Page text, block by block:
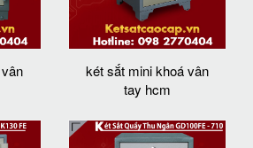
két sắt mini khoá vân
tay hcm